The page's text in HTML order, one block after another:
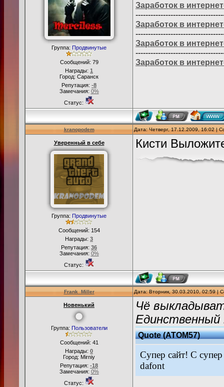
Группа: Продвинутые
Сообщений: 79
Награды: 1
Город: Саранск
Репутация: -8
Замечания: 0%
Статус:
Заработок в
Заработок в
Заработок в
Заработок в
kranopodem Дата: Четверг, 17.12.2009, 16:02 |
Уверенный в себе
Группа: Продвинутые
Сообщений: 154
Награды: 3
Репутация: 36
Замечания: 0%
Статус:
Кисти
Frank_Miller Дата: Вторник, 30.03.2010, 02:59 |
Новенький
Группа: Пользователи
Сообщений: 41
Награды: 0
Город: Mirniy
Репутация: -18
Замечания: 0%
Статус:
Чё
Единственный
Quote(ATOM57)
Супер сайт! С
dafont